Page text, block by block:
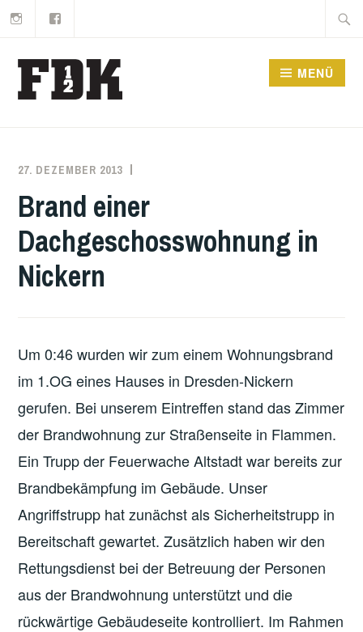
Zum
springen
Suche
MENÜ
27. DEZEMBER 2013
Brand einer
Dachgeschosswohnung in
Nickern
Um 0:46 wurden wir zum einem Wohnungsbrand
im 1.OG eines Hauses in Dresden-Nickern
gerufen. Bei unserem Eintreffen stand das Zimmer
der Brandwohnung zur Straßenseite in Flammen.
Ein Trupp der Feuerwache Altstadt war bereits zur
Brandbekämpfung im Gebäude. Unser
Angriffstrupp hat zunächst als Sicherheitstrupp in
Bereitschaft gewartet. Zusätzlich haben wir den
Rettungsdienst bei der Betreuung der Personen
aus der Brandwohnung unterstützt und die
rückwärtige Gebäudeseite kontrolliert. Im Rahmen